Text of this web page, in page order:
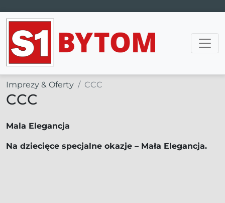
Main Navigation
Imprezy & Oferty CCC
CCC
Mala Elegancja
Na dziecięce specjalne okazje – Mała Elegancja.